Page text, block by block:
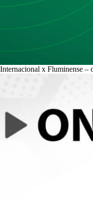
Internacional x Fluminense –